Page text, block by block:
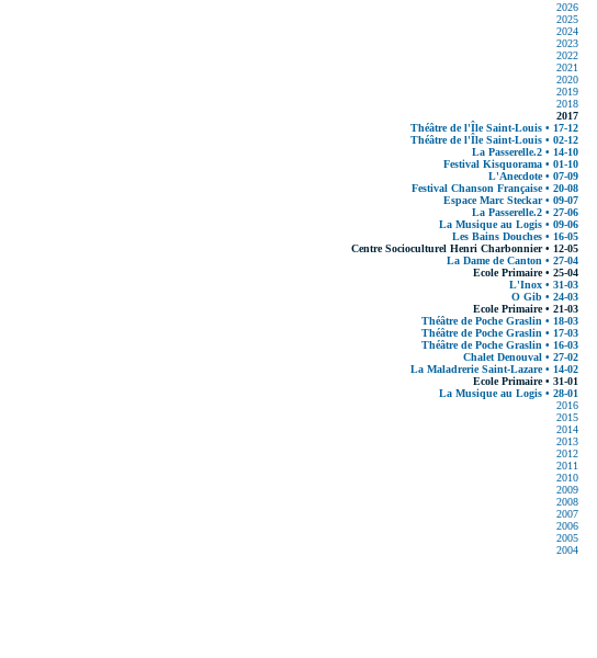
2026
2025
2024
2023
2022
2021
2020
2019
2018
2017
Théâtre de l'Île Saint-Louis • 17-12
Théâtre de l'Île Saint-Louis • 02-12
La Passerelle.2 • 14-10
Festival Kisquorama • 01-10
L'Anecdote • 07-09
Festival Chanson Française • 20-08
Espace Marc Steckar • 09-07
La Passerelle.2 • 27-06
La Musique au Logis • 09-06
Les Bains Douches • 16-05
Centre Socioculturel Henri Charbonnier • 12-05
La Dame de Canton • 27-04
Ecole Primaire • 25-04
L'Inox • 31-03
O Gib • 24-03
Ecole Primaire • 21-03
Théâtre de Poche Graslin • 18-03
Théâtre de Poche Graslin • 17-03
Théâtre de Poche Graslin • 16-03
Chalet Denouval • 27-02
La Maladrerie Saint-Lazare • 14-02
Ecole Primaire • 31-01
La Musique au Logis • 28-01
2016
2015
2014
2013
2012
2011
2010
2009
2008
2007
2006
2005
2004